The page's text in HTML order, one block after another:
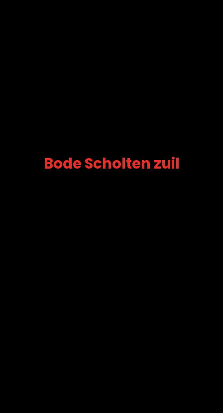
Bode Scholten zuil